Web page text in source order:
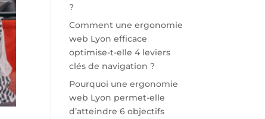
?
Comment une ergonomie
web Lyon efficace
optimise-t-elle 4 leviers
clés de navigation ?
Pourquoi une ergonomie
web Lyon permet-elle
d’atteindre 6 objectifs